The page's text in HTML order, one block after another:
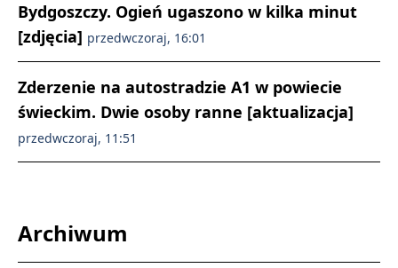
Bydgoszczy. Ogień ugaszono w kilka minut
[zdjęcia] przedwczoraj, 16:01
Zderzenie na autostradzie A1 w powiecie
świeckim. Dwie osoby ranne [aktualizacja]
przedwczoraj, 11:51
Archiwum